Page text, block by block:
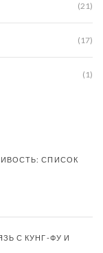
(21)
(17)
(1)
СПИСОК
С КУНГ-ФУ И